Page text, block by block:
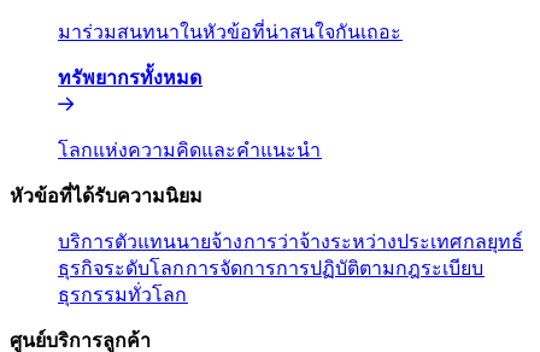
มาร่วมสนทนาในหัวข้อที่น่าสนใจกันเถอะ​​
ทรัพยากรทั้งหมด​​
โลกแห่งความคิดและคำแนะนำ​​
หัวข้อที่ได้รับความนิยม​​
บริการตัวแทนนายจ้าง​​การว่าจ้างระหว่างประเทศ​​กลยุทธ์
ธุรกิจระดับโลก​​การจัดการการปฏิบัติตามกฎระเบียบ​​
ธุรกรรมทั่วโลก​​
ศูนย์บริการลูกค้า​​